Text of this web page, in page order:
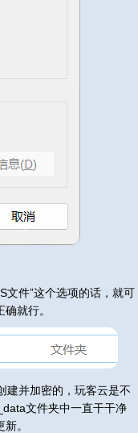
件”这个选项的话，就可
就行。
建并加密的，玩客云是不
文件夹中一直干干净
。